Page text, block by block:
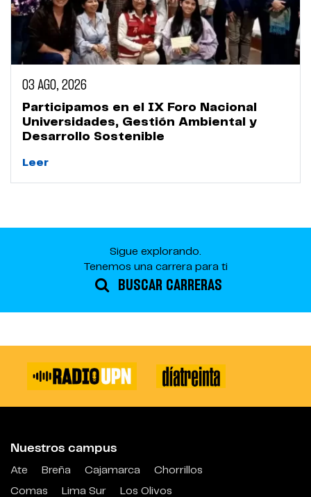
03 AGO, 2026
Participamos en el IX Foro Nacional
Universidades, Gestión Ambiental y
Desarrollo Sostenible
Leer
Sigue explorando.
Tenemos una carrera para ti
BUSCAR CARRERAS
Nuestros campus
Ate Breña Cajamarca
Chorrillos
Comas
Lima Sur
Los Olivos